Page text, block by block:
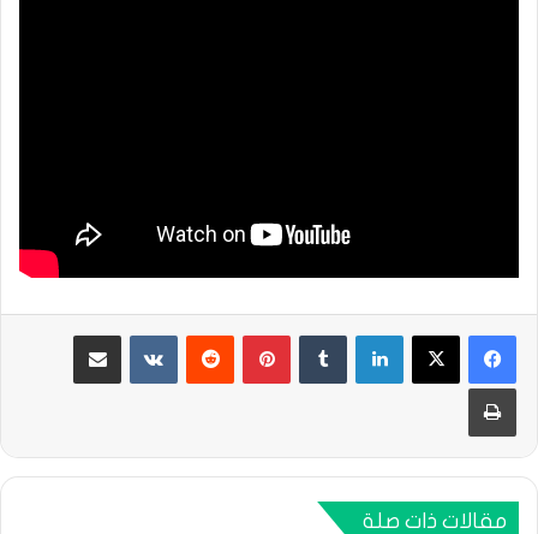
لينكدإن بينتيريست مشاركة عبر البريد
طباعة
مقالات ذات صلة